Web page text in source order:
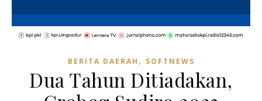
BERITA DAERAH , SOFTNEWS
Dua Tahun Ditiadakan,